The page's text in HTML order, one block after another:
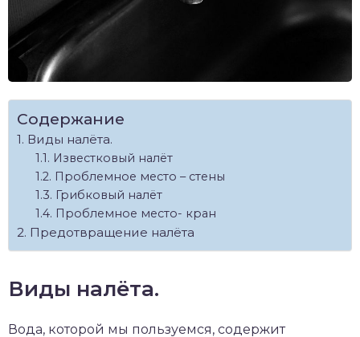
Содержание
Виды налёта.
Известковый налёт
Проблемное место – стены
Грибковый налёт
Проблемное место- кран
Предотвращение налёта
Виды налёта.
Вода, которой мы пользуемся, содержит